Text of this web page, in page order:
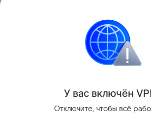
компонентов Вселенной.
У вас включён VP
Отключите, чтобы всё